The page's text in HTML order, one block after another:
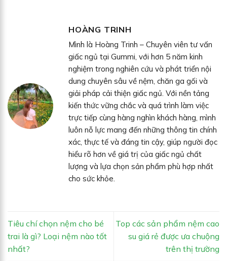
HOÀNG TRINH
Mình là Hoàng Trinh – Chuyên viên tư vấn
giấc ngủ tại Gummi, với hơn 5 năm kinh
nghiệm trong nghiên cứu và phát triển nội
dung chuyên sâu về nệm, chăn ga gối và
giải pháp cải thiện giấc ngủ. Với nền tảng
kiến thức vững chắc và quá trình làm việc
trực tiếp cùng hàng nghìn khách hàng, mình
luôn nỗ lực mang đến những thông tin chính
xác, thực tế và đáng tin cậy, giúp người đọc
hiểu rõ hơn về giá trị của giấc ngủ chất
lượng và lựa chọn sản phẩm phù hợp nhất
cho sức khỏe.
Tiêu chí chọn nệm cho bé
trai là gì? Loại nệm nào tốt
nhất?
Top các sản phẩm nệm cao
su giá rẻ được ưa chuộng
trên thị trường